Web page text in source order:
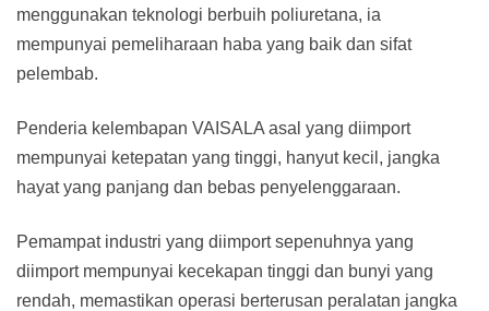
menggunakan teknologi berbuih poliuretana, ia
mempunyai pemeliharaan haba yang baik dan sifat
pelembab.
Penderia kelembapan VAISALA asal yang diimport
mempunyai ketepatan yang tinggi, hanyut kecil, jangka
hayat yang panjang dan bebas penyelenggaraan.
Pemampat industri yang diimport sepenuhnya yang
diimport mempunyai kecekapan tinggi dan bunyi yang
rendah, memastikan operasi berterusan peralatan jangka